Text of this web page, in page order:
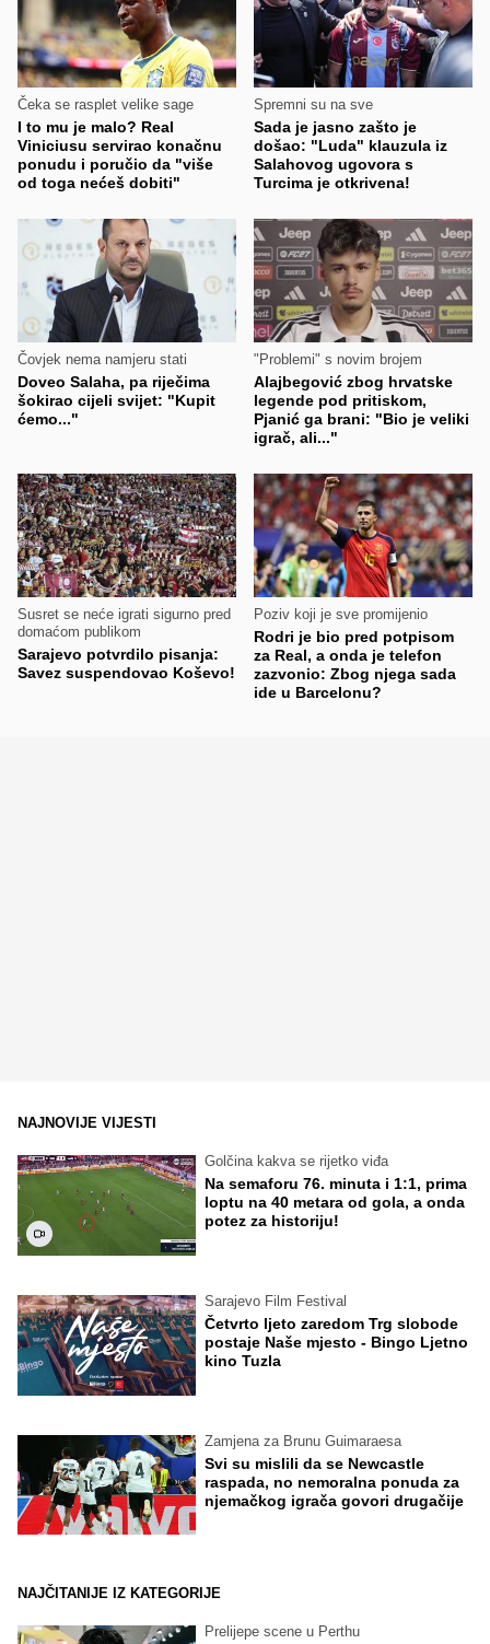
Čeka se rasplet velike sage
I to mu je malo? Real
Viniciusu servirao konačnu
ponudu i poručio da "više
od toga nećeš dobiti"
Spremni su na sve
Sada je jasno zašto je
došao: "Luda" klauzula iz
Salahovog ugovora s
Turcima je otkrivena!
Čovjek nema namjeru stati
Doveo Salaha, pa riječima
šokirao cijeli svijet: "Kupit
ćemo..."
"Problemi" s novim brojem
Alajbegović zbog hrvatske
legende pod pritiskom,
Pjanić ga brani: "Bio je veliki
igrač, ali..."
Susret se neće igrati sigurno pred
domaćom publikom
Sarajevo potvrdilo pisanja:
Savez suspendovao Koševo!
Poziv koji je sve promijenio
Rodri je bio pred potpisom
za Real, a onda je telefon
zazvonio: Zbog njega sada
ide u Barcelonu?
NAJNOVIJE VIJESTI
Golčina kakva se rijetko viđa
Na semaforu 76. minuta i 1:1, prima
loptu na 40 metara od gola, a onda
potez za historiju!
Sarajevo Film Festival
Četvrto ljeto zaredom Trg slobode
postaje Naše mjesto - Bingo Ljetno
kino Tuzla
Zamjena za Brunu Guimaraesa
Svi su mislili da se Newcastle
raspada, no nemoralna ponuda za
njemačkog igrača govori drugačije
NAJČITANIJE IZ KATEGORIJE
Prelijepe scene u Perthu